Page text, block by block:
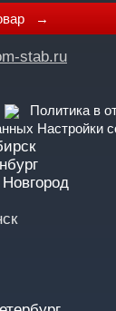
→
stab.ru
Политика в
Настройки